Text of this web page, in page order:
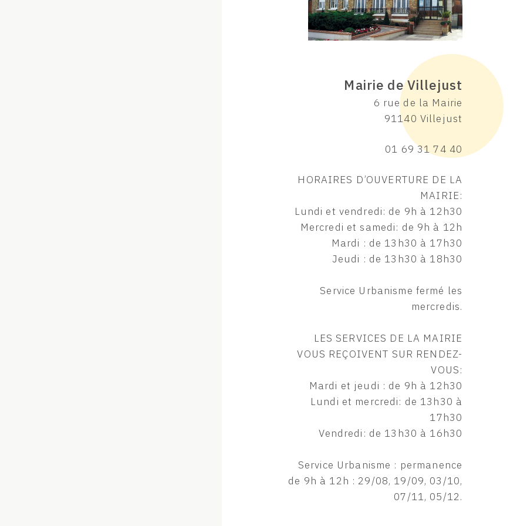
Mairie de Villejust
6 rue de la Mairie
91140 Villejust
01 69 31 74 40
HORAIRES D’OUVERTURE DE LA
MAIRIE:
Lundi et vendredi: de 9h à 12h30
Mercredi et samedi: de 9h à 12h
Mardi : de 13h30 à 17h30
Jeudi : de 13h30 à 18h30
Service Urbanisme fermé les
mercredis.
LES SERVICES DE LA MAIRIE
VOUS REÇOIVENT SUR RENDEZ-
VOUS:
Mardi et jeudi : de 9h à 12h30
Lundi et mercredi: de 13h30 à
17h30
Vendredi: de 13h30 à 16h30
Service Urbanisme : permanence
de 9h à 12h : 29/08, 19/09, 03/10,
07/11, 05/12.